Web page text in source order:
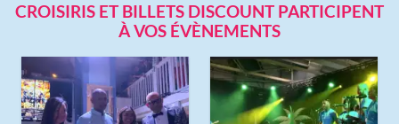
CROISIRIS ET BILLETS DISCOUNT PARTICIPENT
À VOS ÉVÈNEMENTS